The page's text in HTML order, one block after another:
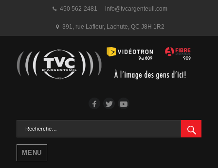
450 562-2481 info@tvcargenteuil.com
391, rue Lafleur, Lachute, QC J8H 1R2
Facebook
TwitterYouTube
Rechercher :
MENU